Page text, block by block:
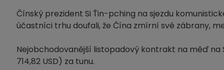
Čínský prezident Si Ťin-pching na sjezdu
účastníci trhu doufali, že Čína zmírní své zábrany,
Nejobchodovanější listopadový kontrakt na měď na
714,82 USD) za tunu.